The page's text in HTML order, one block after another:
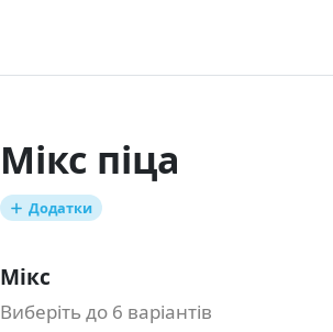
Мікс піца
Додатки
Мікс
Виберіть до 6 варіантів